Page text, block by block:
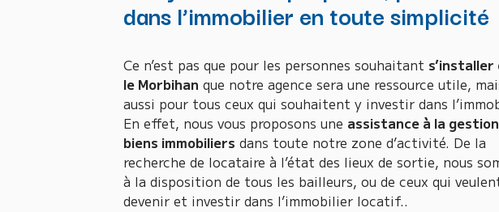
dans l’immobilier en toute simplicité
Ce n’est pas que pour les personnes souhaitant s’installer
le Morbihan que notre agence sera une ressource utile,
aussi pour tous ceux qui souhaitent y investir dans
En effet, nous vous proposons une assistance à la
biens immobiliers dans toute notre zone d’activité. De la
recherche de locataire à l’état des lieux de sortie, nous
à la disposition de tous les bailleurs, ou de ceux qui
devenir et investir dans l’immobilier locatif..